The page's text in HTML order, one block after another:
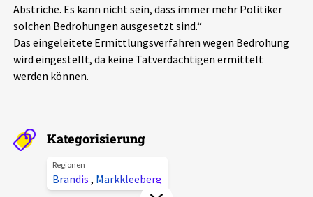
Podcasts
Kontakt
Unterstützer_innen
Spenden
Abstriche. Es kann nicht sein, dass immer mehr Politiker
solchen Bedrohungen ausgesetzt sind.“
Das eingeleitete Ermittlungsverfahren wegen Bedrohung
wird eingestellt, da keine Tatverdächtigen ermittelt
werden können.
Kategorisierung
Regionen
Brandis , Markkleeberg